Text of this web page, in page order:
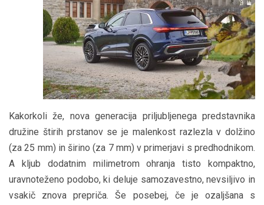
Kakorkoli že, nova generacija priljubljenega predstavnika
družine štirih prstanov se je malenkost razlezla v dolžino
(za 25 mm) in širino (za 7 mm) v primerjavi s predhodnikom.
A kljub dodatnim milimetrom ohranja tisto kompaktno,
uravnoteženo podobo, ki deluje samozavestno, nevsiljivo in
vsakič znova prepriča. Še posebej, če je ozaljšana s